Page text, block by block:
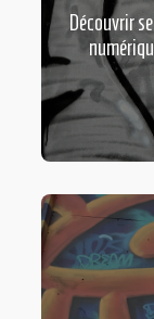
Découvrir